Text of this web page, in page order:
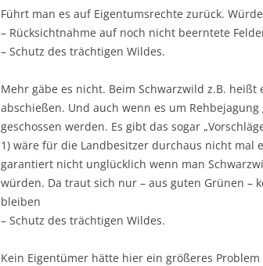
Führt man es auf Eigentumsrechte zurück.
– Rücksichtnahme auf noch nicht beerntete
– Schutz des trächtigen Wildes.
Mehr gäbe es nicht. Beim Schwarzwild z.B.
abschießen. Und auch wenn es um
geschossen werden. Es gibt das sogar
1) wäre für die Landbesitzer durchaus nicht mal
garantiert nicht unglücklich wenn man
würden. Da traut sich nur – aus guten Grünen –
bleiben
– Schutz des trächtigen Wildes.
Kein Eigentümer hätte hier ein größeres